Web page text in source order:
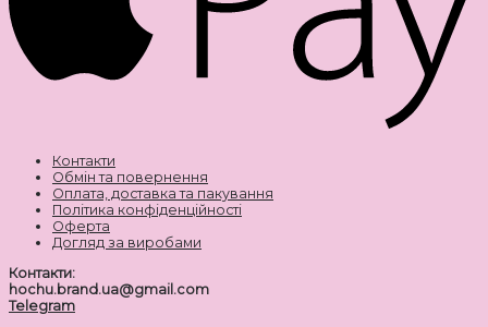
Контакти
Обмін та повернення
Оплата, доставка та пакування
Політика конфіденційності
Оферта
Догляд за виробами
Контакти:
hochu.brand.ua@gmail.com
Telegram